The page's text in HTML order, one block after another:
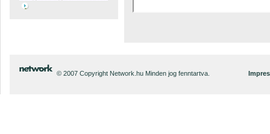
© 2007 Copyright Network.hu Minden jog fenntartva.